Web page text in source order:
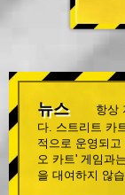
뉴스
항상
다. 스트리트 카
적으로 운영되
오 카트' 게임과
을 대여하지 않